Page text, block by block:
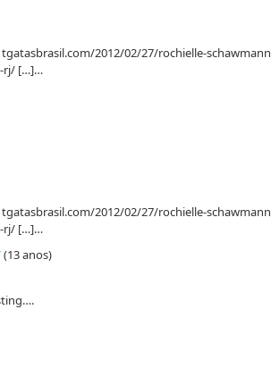
2012/02/27/rochielle-
rj/ […]…
2012/02/27/rochielle-
rj/ […]…
(13 anos)